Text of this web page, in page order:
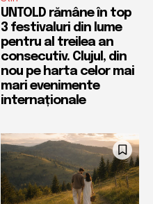
UNTOLD rămâne în top
3 festivaluri din lume
pentru al treilea an
consecutiv. Clujul, din
nou pe harta celor mai
mari evenimente
internaționale